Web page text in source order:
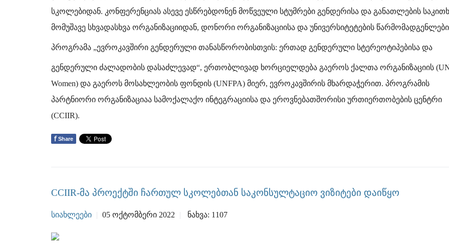
სკოლებიდან. კონფერენციას ასევე ესწრებდონენ მოწვეული სტუმრები გენდერისა და განათლების
მომუშავე სხვადასხვა ორგანიზაციიდან, დონორი ორგანიზაციისა და უნივერსიტეტების
პროგრამა „ევროკავშირი გენდერული თანასწორობისთვის: ერთად გენდერული სტერეოტიპებისა და
გენდერული ძალადობის დასაძლევად“, ერთობლივად ხორციელდება გაეროს ქალთა ორგანიზაციის
Women) და გაეროს მოსახლეობის ფონდის (UNFPA) მიერ, ევროკავშირის მხარდაჭერით. პროგრამის
პარტნიორი ორგანიზაციაა სამოქალაქო ინტეგრაციისა და ეროვნებათშორისი ურთიერთობების ცენტრი
(CCIIR).
fShare
CCIIR-მა პროექტში ჩართულ სკოლებთან საკონსულტაციო ვიზიტები დაიწყო
ᲡᲘᲐᲮᲚᲔᲔᲑᲘ 05 ᲝᲥᲢᲝᲛᲑᲔᲠᲘ 2022 ᲜᲐᲮᲕᲐ: 1107